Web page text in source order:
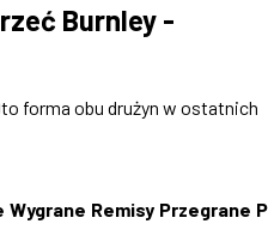
Burnley -
forma obu drużyn w ostatnich
Wygrane Remisy Przegrane